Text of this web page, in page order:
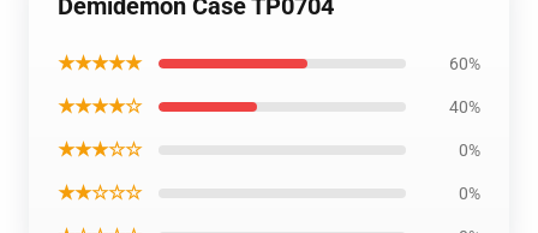
Demidemon Case TP0704
★★★★★ 60%
★★★★☆ 40%
★★★☆☆ 0%
★★☆☆☆ 0%